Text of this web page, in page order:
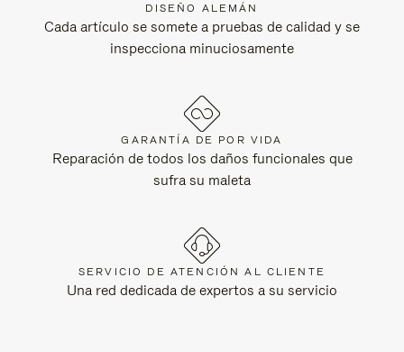
DISEÑO ALEMÁN
Cada artículo se somete a pruebas de calidad y se
inspecciona minuciosamente
GARANTÍA DE POR VIDA
Reparación de todos los daños funcionales que
sufra su maleta
SERVICIO DE ATENCIÓN AL CLIENTE
Una red dedicada de expertos a su servicio